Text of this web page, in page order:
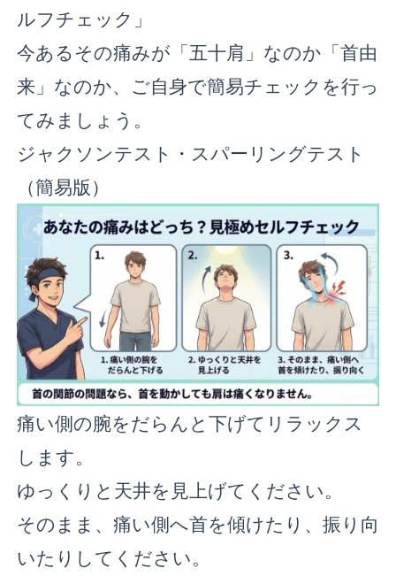
ルフチェック」
今あるその痛みが「五十肩」なのか「首由
来」なのか、ご自身で簡易チェックを行っ
てみましょう。
ジャクソンテスト・スパーリングテスト
（簡易版）
痛い側の腕をだらんと下げてリラックス
します。
ゆっくりと天井を見上げてください。
そのまま、痛い側へ首を傾けたり、振り向
いたりしてください。